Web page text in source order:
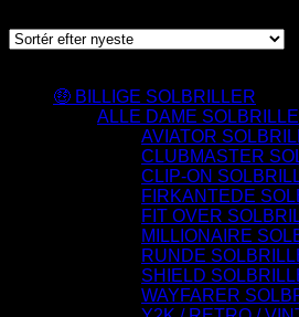
🤑 BILLIGE SOLBRILLER
ALLE DAME
AVIATOR
CLUBMASTER
CLIP-ON
FIRKANTEDE
FIT OVER
MILLIONAIRE
RUNDE
SHIELD
WAYFARER